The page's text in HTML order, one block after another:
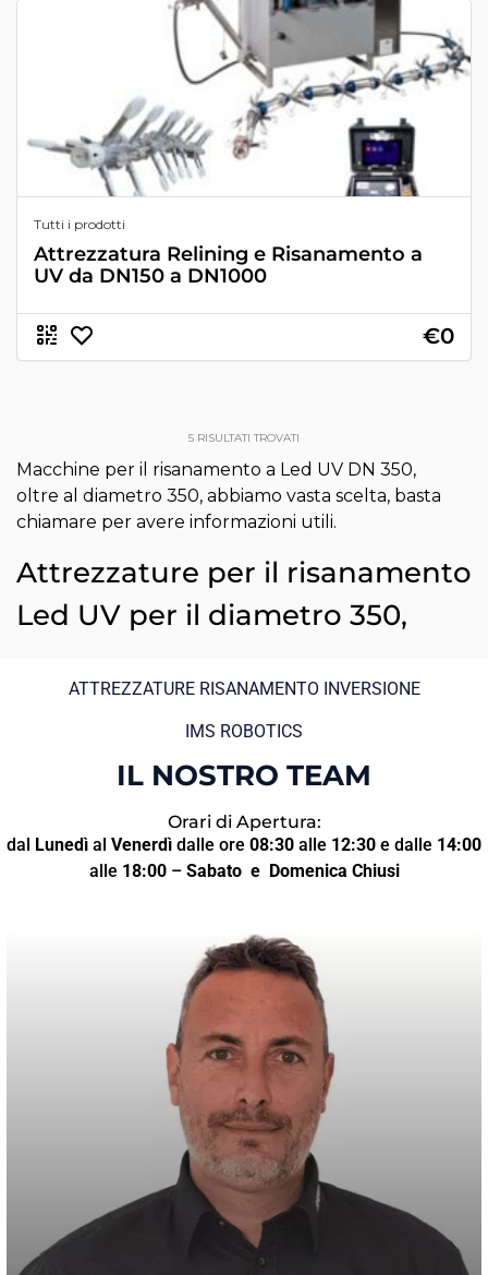
Tutti i prodotti
Attrezzatura Relining e Risanamento a
UV da DN150 a DN1000
€0
5 RISULTATI TROVATI
Macchine per il risanamento a Led UV DN 350,
oltre al diametro 350, abbiamo vasta scelta, basta
chiamare per avere informazioni utili.
Attrezzature per il risanamento
Led UV per il diametro 350,
ATTREZZATURE RISANAMENTO INVERSIONE
IMS ROBOTICS
IL NOSTRO TEAM
Orari di Apertura:
dal Lunedì al Venerdì dalle ore 08:30 alle 12:30 e dalle 14:00
alle 18:00– Sabato e Domenica Chiusi